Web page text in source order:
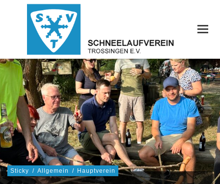
Sticky / Allgemein / Hauptverein